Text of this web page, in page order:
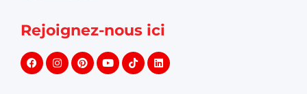
Rejoignez-nous ici